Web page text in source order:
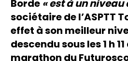
Borde « est à un niveau
sociétaire de l’ASPTT
effet à son meilleur
descendu sous les 1 h
marathon du